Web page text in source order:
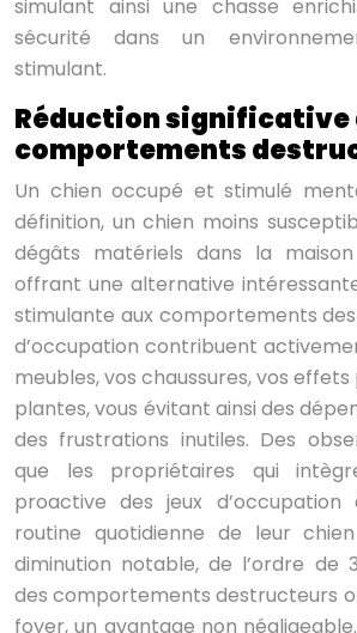
simulant ainsi une chasse
sécurité dans un
stimulant.
Réduction significative
comportements
Un chien occupé et stimulé
définition, un chien moins
dégâts matériels dans la
offrant une alternative
stimulante aux comportements
d’occupation contribuent
meubles, vos chaussures, vos
plantes, vous évitant ainsi des
des frustrations inutiles. Des
que les propriétaires qui
proactive des jeux
routine quotidienne de leur
diminution notable, de l’ordre de
des comportements destructeurs
foyer, un avantage non